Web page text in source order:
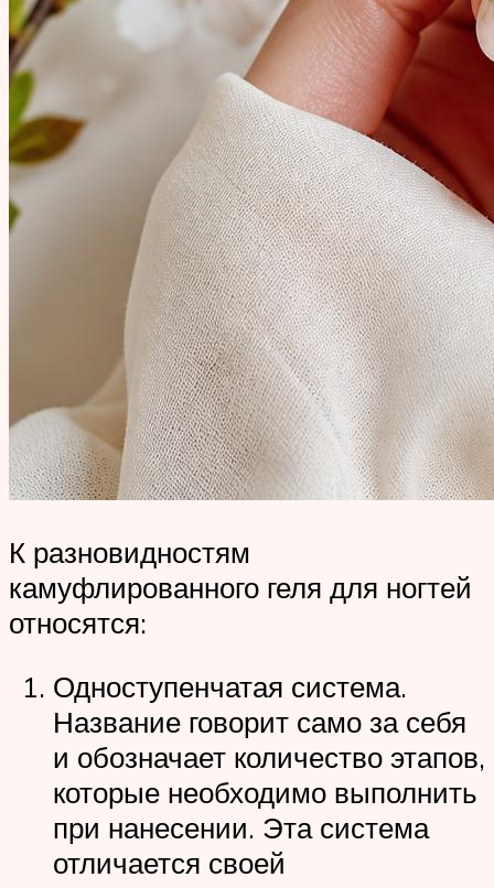
К разновидностям
камуфлированного геля для ногтей
относятся:
Одноступенчатая система.
Название говорит само за себя
и обозначает количество этапов,
которые необходимо выполнить
при нанесении. Эта система
отличается своей